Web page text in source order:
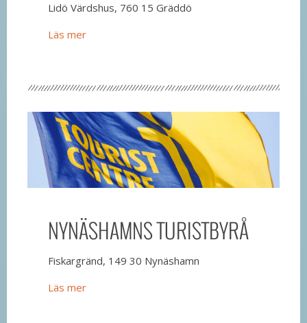
Lidö Värdshus, 760 15 Gräddö
Läs mer
NYNÄSHAMNS TURISTBYRÅ
Fiskargränd, 149 30 Nynäshamn
Läs mer